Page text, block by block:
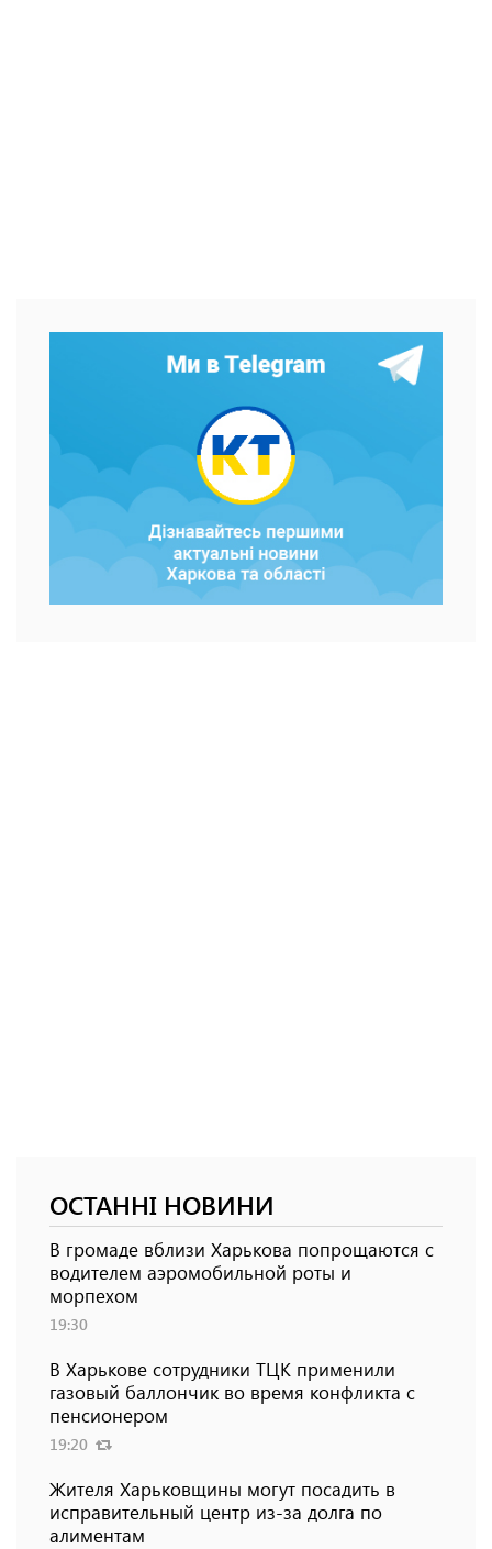
ОСТАННІ НОВИНИ
В громаде вблизи Харькова попрощаются с
водителем аэромобильной роты и
морпехом
19:30
В Харькове сотрудники ТЦК применили
газовый баллончик во время конфликта с
пенсионером
19:20
Жителя Харьковщины могут посадить в
исправительный центр из-за долга по
алиментам